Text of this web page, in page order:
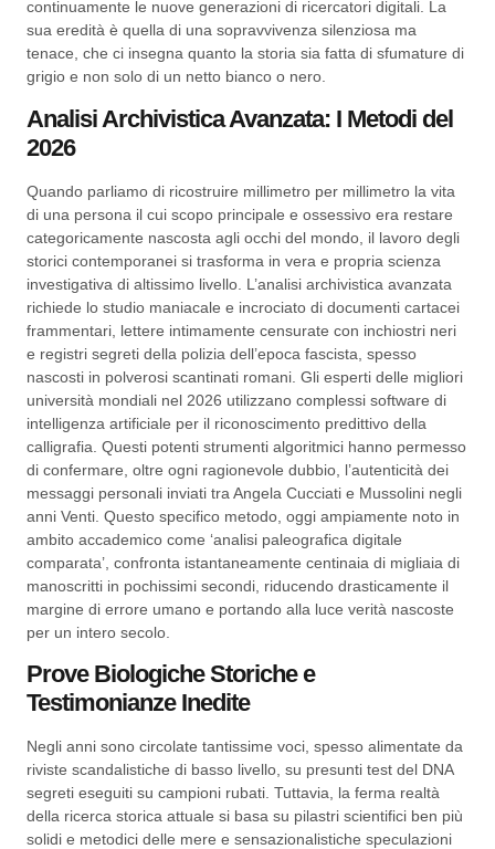
continuamente le nuove generazioni di ricercatori digitali. La
sua eredità è quella di una sopravvivenza silenziosa ma
tenace, che ci insegna quanto la storia sia fatta di sfumature di
grigio e non solo di un netto bianco o nero.
Analisi Archivistica Avanzata: I Metodi del
2026
Quando parliamo di ricostruire millimetro per millimetro la vita
di una persona il cui scopo principale e ossessivo era restare
categoricamente nascosta agli occhi del mondo, il lavoro degli
storici contemporanei si trasforma in vera e propria scienza
investigativa di altissimo livello. L’analisi archivistica avanzata
richiede lo studio maniacale e incrociato di documenti cartacei
frammentari, lettere intimamente censurate con inchiostri neri
e registri segreti della polizia dell’epoca fascista, spesso
nascosti in polverosi scantinati romani. Gli esperti delle migliori
università mondiali nel 2026 utilizzano complessi software di
intelligenza artificiale per il riconoscimento predittivo della
calligrafia. Questi potenti strumenti algoritmici hanno permesso
di confermare, oltre ogni ragionevole dubbio, l’autenticità dei
messaggi personali inviati tra Angela Cucciati e Mussolini negli
anni Venti. Questo specifico metodo, oggi ampiamente noto in
ambito accademico come ‘analisi paleografica digitale
comparata’, confronta istantaneamente centinaia di migliaia di
manoscritti in pochissimi secondi, riducendo drasticamente il
margine di errore umano e portando alla luce verità nascoste
per un intero secolo.
Prove Biologiche Storiche e
Testimonianze Inedite
Negli anni sono circolate tantissime voci, spesso alimentate da
riviste scandalistiche di basso livello, su presunti test del DNA
segreti eseguiti su campioni rubati. Tuttavia, la ferma realtà
della ricerca storica attuale si basa su pilastri scientifici ben più
solidi e metodici delle mere e sensazionalistiche speculazioni